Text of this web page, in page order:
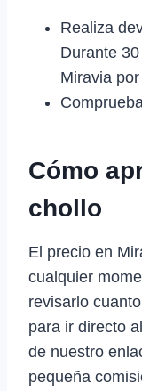
Realiza
Durante
Miravia
Cómo
chollo
El precio en
cualquier
revisarlo
para ir directo
de nuestro
pequeña